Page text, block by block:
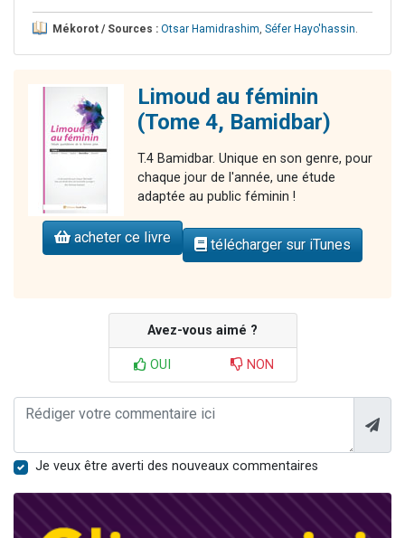
Mékorot / Sources : Otsar Hamidrashim, Séfer Hayo'hassin.
Limoud au féminin
(Tome 4, Bamidbar)
T.4 Bamidbar. Unique en son genre, pour
chaque jour de l'année, une étude
adaptée au public féminin !
acheter ce livre télécharger sur iTunes
Avez-vous aimé ?
OUI NON
Je veux être averti des nouveaux commentaires